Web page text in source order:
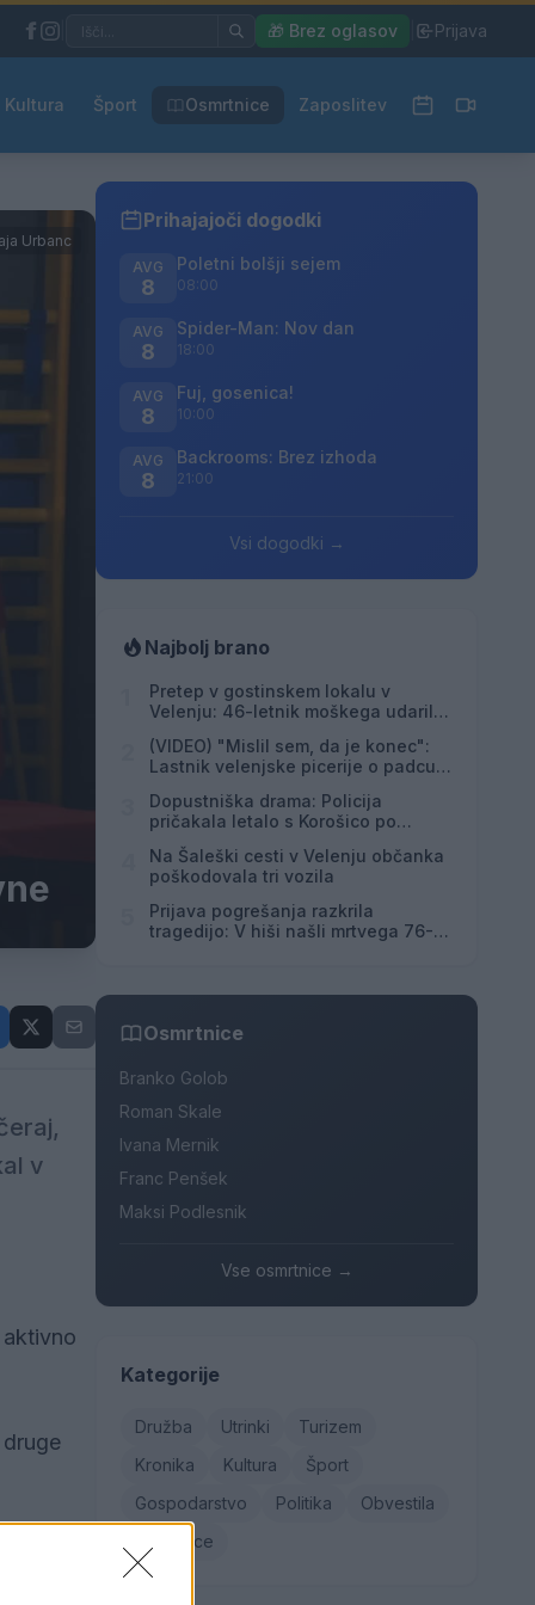
🎁 Brez oglasov Prijava
Kultura Šport Osmrtnice Zaposlitev
Urbanc
v
Prihajajoči dogodki
AVG
8
Poletni bolšji sejem
08:00
AVG
8
Spider-Man: Nov dan
18:00
AVG
8
Fuj, gosenica!
10:00
AVG
8
Backrooms: Brez izhoda
21:00
Vsi dogodki →
Najbolj brano
Pretep v gostinskem lokalu v
Velenju: 46-letnik moškega udaril s
(VIDEO) "Mislil sem, da je konec":
Lastnik velenjske picerije o padcu s
Dopustniška drama: Policija
pričakala letalo s Korošico po
Na Šaleški cesti v Velenju občanka
poškodovala tri vozila
Prijava pogrešanja razkrila
tragedijo: V hiši našli mrtvega 76-
Osmrtnice
Branko Golob
Roman Skale
Ivana Mernik
Franc Penšek
Maksi Podlesnik
Vse osmrtnice →
Kategorije
Družba Utrinki
Turizem
Kronika
Kultura
Šport
Gospodarstvo
Politika
Obvestila
Osmrtnice